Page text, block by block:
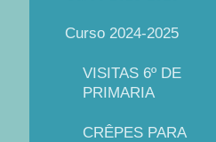
Curso 2024-2025
VISITAS 6º DE
PRIMARIA
CRÊPES PARA